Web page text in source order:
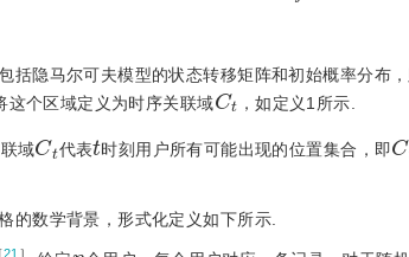
括隐马尔可夫模型的状态转移矩阵和初始概率分布
这个区域定义为时序关联域
Ct
，如定义1所示.
域
Ct
代表
t
时刻用户所有可能出现的位置集合，即
Ct
的数学背景，形式化定义如下所示.
21 ］